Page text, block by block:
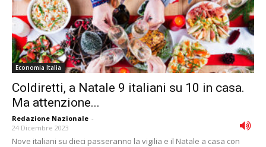
Economia Italia
Coldiretti, a Natale 9 italiani su 10 in casa.
Ma attenzione...
Redazione Nazionale -
24 Dicembre 2023
Nove italiani su dieci passeranno la vigilia e il Natale a casa con